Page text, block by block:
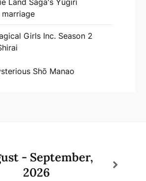
Land Saga's Yūgiri
Girls Inc. Season 2
Shō Manao
- September,
2026